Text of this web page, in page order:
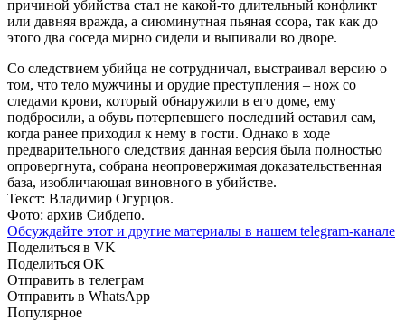
причиной убийства стал не какой-то длительный конфликт
или давняя вражда, а сиюминутная пьяная ссора, так как до
этого два соседа мирно сидели и выпивали во дворе.
Со следствием убийца не сотрудничал, выстраивал версию о
том, что тело мужчины и орудие преступления – нож со
следами крови, который обнаружили в его доме, ему
подбросили, а обувь потерпевшего последний оставил сам,
когда ранее приходил к нему в гости. Однако в ходе
предварительного следствия данная версия была полностью
опровергнута, собрана неопровержимая доказательственная
база, изобличающая виновного в убийстве.
Текст: Владимир Огурцов.
Фото: архив Сибдепо.
Обсуждайте этот и другие материалы в нашем telegram-канале
Поделиться в VK
Поделиться OK
Отправить в телеграм
Отправить в WhatsApp
Популярное